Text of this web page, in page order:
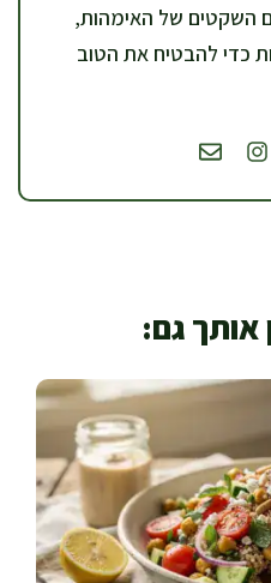
השקטים של האימהות,
כדי להבטיח את הטוב
אותך גם: